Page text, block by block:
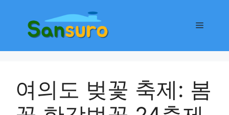
메
여의도 벚꽃 축제: 봄